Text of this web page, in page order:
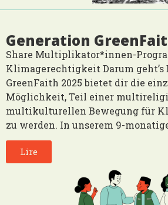
Generation
Share Multiplikator*innen-
Klimagerechtigkeit Darum geht’s
GreenFaith 2025 bietet dir die
Möglichkeit, Teil einer
multikulturellen Bewegung für
zu werden. In unserem 9-
Lire